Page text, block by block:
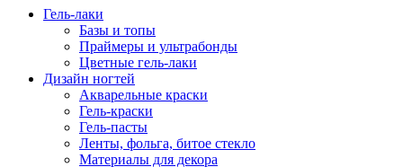
Гель-лаки
Базы и топы
Праймеры и ультрабонды
Цветные гель-лаки
Дизайн ногтей
Акварельные краски
Гель-краски
Гель-пасты
Ленты, фольга, битое стекло
Материалы для декора